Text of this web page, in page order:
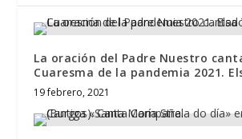
La oración del Padre Nuestro
Cuaresma de la pandemia 2021.
19 febrero, 2021